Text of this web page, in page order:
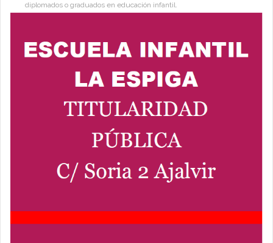
diplomados o graduados en educación infantil.